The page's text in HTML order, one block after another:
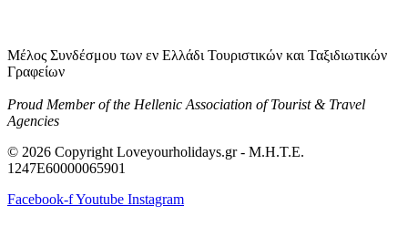
Μέλος Συνδέσμου των εν Ελλάδι Τουριστικών και Ταξιδιωτικών
Γραφείων
Proud Member of the Hellenic Association of Tourist & Travel
Agencies
© 2026 Copyright Loveyourholidays.gr - M.H.T.E.
1247Ε60000065901
Facebook-fYoutube Instagram